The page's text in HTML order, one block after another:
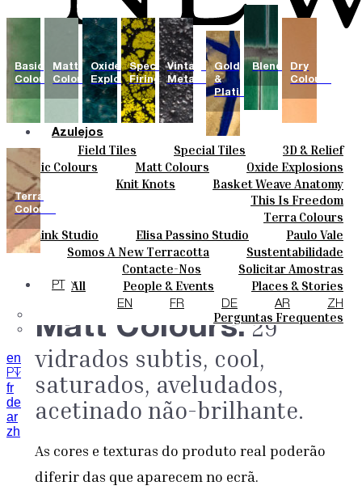
Azulejos
Field Tiles Special Tiles
3D & Relief
Hand Painted
Bold Pattern
Parquet Bisque
Natural Cotto
Smink Studio
Elisa Passino
Paulo Vale
Cores
Basic Colours Matt Colours
Oxide Explosions
Special Firing
Vintage Metallics
Dry Colours
Terra Colours
Cerâmicas
Knit Knots
Basket Weave Anatomy
This Is Freedom
Personalizar
Designers
Smink Studio Elisa Passino Studio Paulo Vale
Quem Somos
Somos A New Terracotta
Sustentabilidade
O Estúdio
Contactos
Contacte-Nos
Solicitar Amostras
Como Comprar
Catálogos E Especificações Técnicas
Perguntas Frequentes
All People & Events
Places & Stories
Materiais & Sustainability
Inspiration & Culture
PT
EN FR DE AR ZH
en
PT
fr
de
ar
zh
Basic
Colours
Matt
Colours
Oxide
Explosions
Special
Firing
Vintage
Metallics
Gold
&
Platinum
Blends
Dry
Colours
Terra
Colours
Matt Colours.29
vidrados subtis, cool,
saturados, aveludados,
acetinado não-brilhante.
As cores e texturas do produto real poderão
diferir das que aparecem no ecrã.